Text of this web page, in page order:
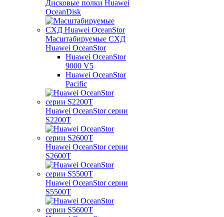
Дисковые полки Huawei
OceanDisk
Масштабируемые СХД
Huawei OceanStor
Huawei OceanStor
9000 V5
Huawei OceanStor
Pacific
Huawei OceanStor серии
S2200T
Huawei OceanStor серии
S2600T
Huawei OceanStor серии
S5500T